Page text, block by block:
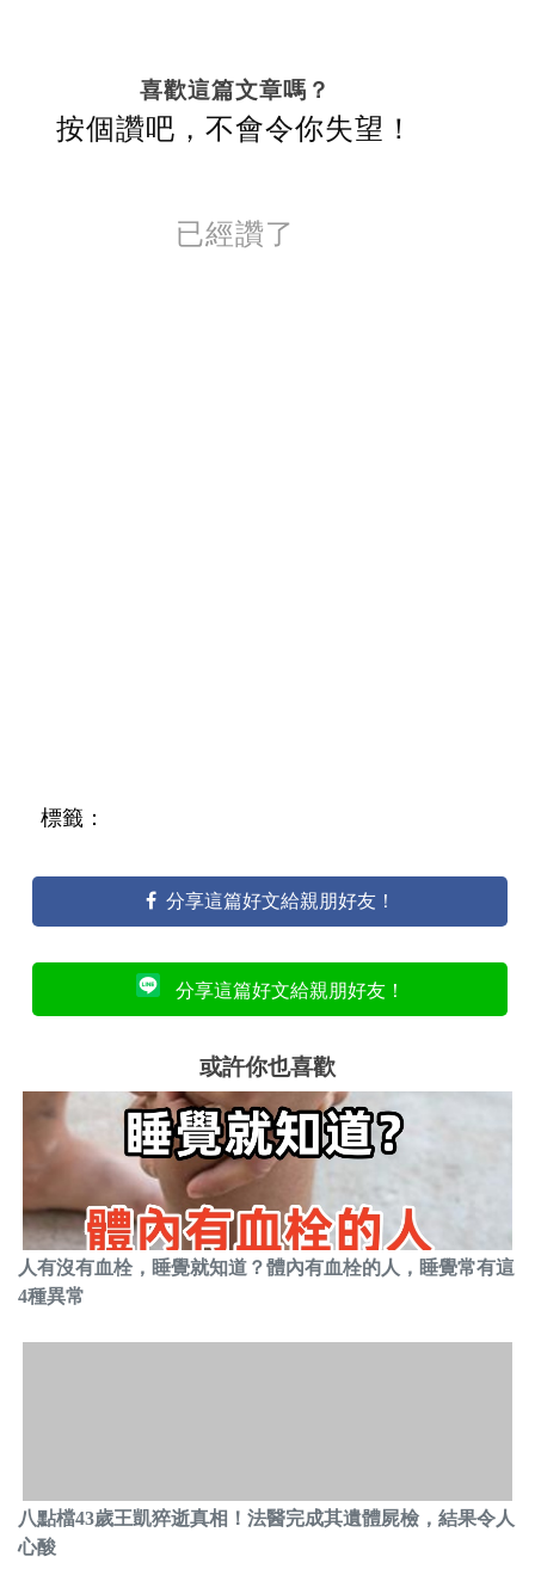
喜歡這篇文章嗎？
按個讚吧，不會令你失望！
已經讚了
標籤：
分享這篇好文給親朋好友！
分享這篇好文給親朋好友！
或許你也喜歡
人有沒有血栓，睡覺就知道？體內有血栓的人，睡覺常有這
4種異常
八點檔43歲王凱猝逝真相！法醫完成其遺體屍檢，結果令人
心酸